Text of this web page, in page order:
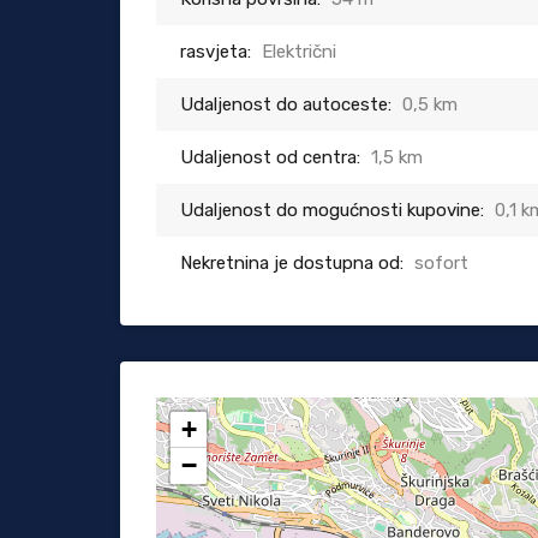
rasvjeta: Električni
Udaljenost do autoceste: 0,5 km
Udaljenost od centra: 1,5 km
Udaljenost do mogućnosti kupovine: 0,1
Nekretnina je dostupna od: sofort
+
−